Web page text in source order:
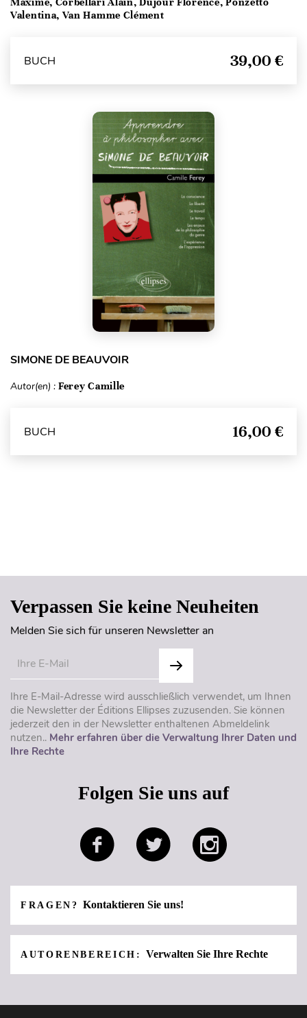
Valentina, Van Hamme Clément
BUCH 39,00 €
SIMONE DE BEAUVOIR
Autor(en) : Ferey Camille
BUCH 16,00 €
Verpassen Sie keine Neuheiten
Melden Sie sich für unseren Newsletter an
Ihre E-Mail-Adresse wird ausschließlich verwendet, um Ihnen
die Newsletter der Éditions Ellipses zuzusenden. Sie können
jederzeit den in der Newsletter enthaltenen Abmeldelink
nutzen.. Mehr erfahren über die Verwaltung Ihrer Daten und
Ihre Rechte
Folgen Sie uns auf
FRAGEN?Kontaktieren Sie uns!
AUTORENBEREICH: Verwalten Sie Ihre Rechte